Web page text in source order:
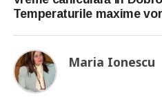
Temperaturile maxime
Maria Ionescu